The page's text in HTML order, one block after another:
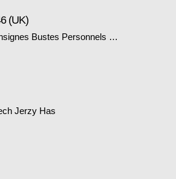
(UK)
Bustes Personnels …
Jerzy Has